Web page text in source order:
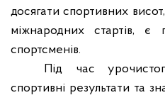
досягати спортивних
міжнародних стартів, є
спортсменів.
Під час
спортивні результати та